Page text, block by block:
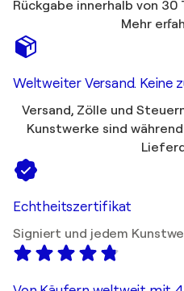
Rückgabe innerhalb von 30
Mehr
Weltweiter Versand. Keine
Versand, Zölle und
Kunstwerke sind
Echtheitszertifikat
Signiert und jedem